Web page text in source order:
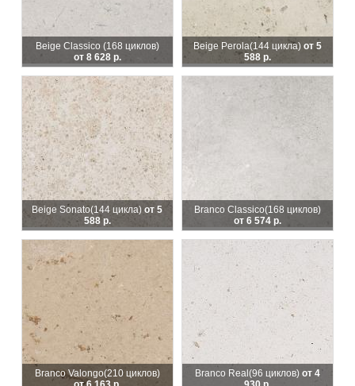
Beige Classico (168 циклов)
от 8 628 р.
Beige Perola(144 цикла) от 5
588 р.
Beige Sonato(144 цикла)от 5
588 р.
Branco Classico(168 циклов)
от 6 574 р.
Branco Valongo(210 циклов)
Branco Real (96 циклов) от 4